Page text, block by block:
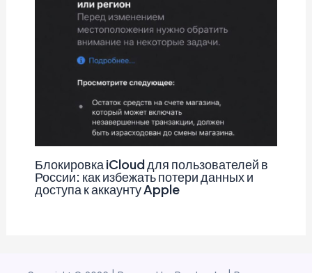
Блокировка iCloud для пользователей в
России: как избежать потери данных и
доступа к аккаунту Apple